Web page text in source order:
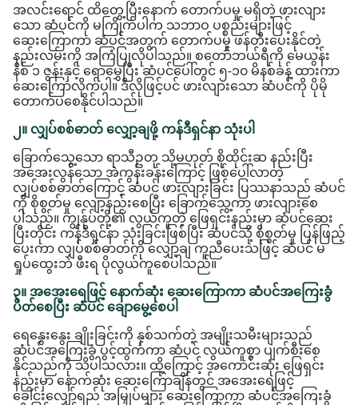
အလင်းရောင် ထိတွေ့ပြီးနောက် တောက်ပမှု မရှိတဲ့ ဖားလျား
သော ဆံပင်ကို မကြိုက်ပါက သဘာဝ ပစ္စည်းများဖြင့်
ဆေးကြောကာ ဆံပင်အတွက် တောက်ပမှု ဖန်တီးပေးနိုင်တဲ့
နည်းလမ်းကို အကြံပြုလိုပါသည်။ စတော်ဘယ်ရီကို မေယွန်း
နိစ် ၁ ဇွန်းနှင့် ရောမွှေပြီး ဆံပင်ပေါ်တွင် ၅-၁၀ မိနစ်ခန့် ထားကာ
ဆေးကြောလိုက်ပါ။ ဒီလိုဖြင့်ပင် ဖားလျားသော ဆံပင်ကို ပိုမို
တောက်ပစေနိုင်ပါသည်။
၂။ လျှပ်စစ်ဓာတ် လျှော့ချဖို့ ကန်ဒီရှင်နာ သုံးပါ
ခြောက်သွေ့သော ရာသီဥတု သို့မဟုတ် စိုထိုင်းဆ နည်းပြီး
အအေးလွန်သော အဲကွန်းခန်းကြောင့် ဖြစ်ပေါ်လာတဲ့
လျှပ်စစ်ဓာတ်ကြောင့် ဆံပင် ဖားလျားခြင်း ပြဿနာသည် ဆံပင်
ကို စိုစွတ်မှု လျော့နည်းစေပြီး ခြောက်သွေ့ကာ ဖားလျားစေ
ပါသည်။ ကျွန်ုပ်တို့၏ လွယ်ကူတဲ့ ဖြေရှင်းနည်းမှာ ဆံပင်ဆေး
ပြီးတိုင်း ကန်ဒီရှင်နာ သုံးခြင်းဖြစ်ပြီး ဆံပင်သို့ စိုစွတ်မှု ပြန်ဖြည့်
ပေးကာ လျှပ်စစ်ဓာတ်ကို လျှော့ချ ကူညီပေးသဖြင့် ဆံပင် မ
ရှုပ်ထွေးဘဲ ဖီးရ ပိုလွယ်ကူစေပါသည်။
၃။ အအေးရေဖြင့် နောက်ဆုံး ဆေးကြောကာ ဆံပင်အကြေးခွံ
ပိတ်စေပြီး ဆံပင် ချောမွေ့စေပါ
ရေနွေးနွေး ချိုးခြင်းကို နှစ်သက်တဲ့ အမျိုးသမီးများသည်
ဆံပင်အကြေးခွံ ပွင့်ထွက်ကာ ဆံပင် လွယ်ကူစွာ ပျက်စီးစေ
နိုင်သည်ကို သိပါသလား။ ထို့ကြောင့် အကောင်းဆုံး ဖြေရှင်း
နည်းမှာ နောက်ဆုံး ဆေးကြောချိန်တွင် အအေးရေဖြင့်
ခေါင်းလျှော်ရည် အမြှုပ်များ ဆေးကြောကာ ဆံပင်အကြေးခွံ